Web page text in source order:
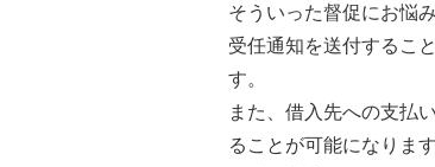
そういった督促にお悩
受任通知を送付するこ
す。
また、借入先への支払
ることが可能になります